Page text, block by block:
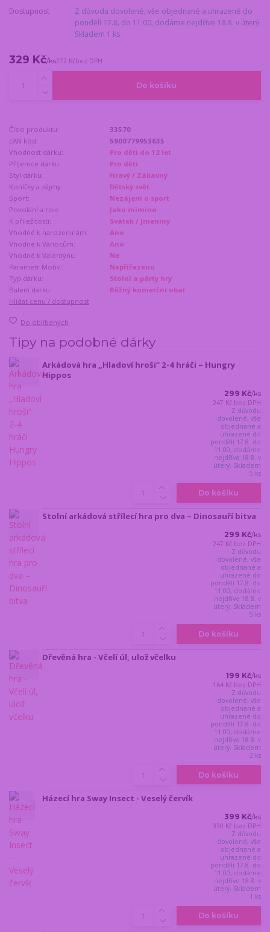
Dostupnost
Z důvodu dovolené, vše objednané a uhrazené do
pondělí 17.8. do 11:00, dodáme nejdříve 18.8. v úterý.
Skladem 1 ks
329 Kč/ks272 Kčbez DPH
Do košíku
Číslo produktu:
33570
EAN kód:
5900779953635
Vhodnost dárku:
Pro děti do 12 let
Příjemce dárku:
Pro děti
Styl dárku:
Hravý / Zábavný
Koníčky a zájmy:
Dětský svět
Sport:
Nezájem o sport
Povolání a role:
Jako mimino
K příležitosti:
Svátek / Jmeniny
Vhodné k narozeninám:
Ano
Vhodné k Vánocům:
Ano
Vhodné k Valentýnu:
Ne
Parametr Motiv:
Nepřiřazeno
Typ dárku:
Stolní a párty hry
Balení dárku:
Běžný komerční obal
Hlídat cenu / dostupnost
Do oblíbených
Tipy na podobné dárky
Arkádová hra „Hladoví hroši“ 2-4 hráči – Hungry
Hippos
299 Kč/ks
247 Kč bez DPH
Z důvodu
dovolené, vše
objednané a
uhrazené do
pondělí 17.8. do
11:00, dodáme
nejdříve 18.8. v
úterý. Skladem
5 ks
Do košíku
Stolní arkádová střílecí hra pro dva – Dinosauří bitva
299 Kč/ks
247 Kč bez DPH
Z důvodu
dovolené, vše
objednané a
uhrazené do
pondělí 17.8. do
11:00, dodáme
nejdříve 18.8. v
úterý. Skladem
5 ks
Do košíku
Dřevěná hra - Včelí úl, ulož včelku
199 Kč/ks
164 Kč bez DPH
Z důvodu
dovolené, vše
objednané a
uhrazené do
pondělí 17.8. do
11:00, dodáme
nejdříve 18.8. v
úterý. Skladem
2 ks
Do košíku
Házecí hra Sway Insect - Veselý červík
399 Kč/ks
330 Kč bez DPH
Z důvodu
dovolené, vše
objednané a
uhrazené do
pondělí 17.8. do
11:00, dodáme
nejdříve 18.8. v
úterý. Skladem
1 ks
Do košíku